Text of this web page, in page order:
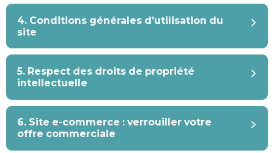
4. Conditions générales d’utilisation du
site
5. Respect des droits de propriété
intellectuelle
6. Site e-commerce : verrouiller votre
offre commerciale